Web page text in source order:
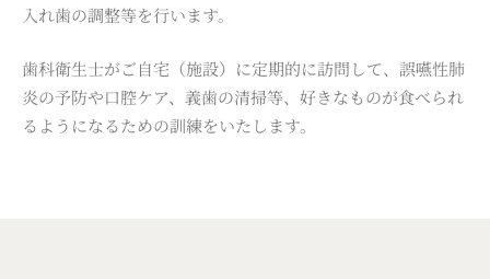
入れ歯の調整等を行います。
歯科衛生士がご自宅（施設）に定期的に訪問して、誤嚥性肺
炎の予防や口腔ケア、義歯の清掃等、好きなものが食べられ
るようになるための訓練をいたします。